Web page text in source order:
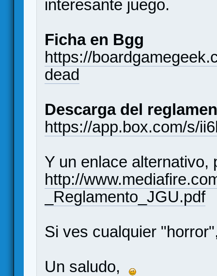
interesante juego.
Ficha en Bgg
https://
dead
Descarga del
https://app.box.com/s/
Y un enlace alternativo,
http://
_Reglamento_JGU.pdf
Si ves cualquier
Un saludo,